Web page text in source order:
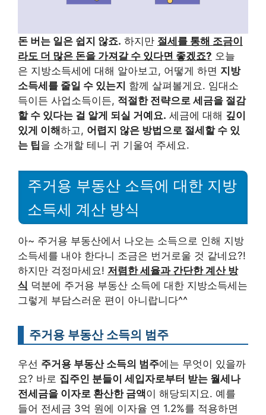
돈 버는 일은 쉽지 않죠. 하지만 절세를 통해 조금이
라도 더 많은 돈을 가져갈 수 있다면 좋겠죠? 오늘
은 지방소득세에 대해 알아보고, 어떻게 하면 지방
소득세를 줄일 수 있는지 함께 살펴볼게요. 임대소
득이든 사업소득이든, 적절한 전략으로 세금을 절감
할 수 있다는 걸 알게 되실 거예요. 세금에 대해 깊이
있게 이해하고, 어렵지 않은 방법으로 절세할 수 있
는 팁을 소개할 테니 귀 기울여 주세요.
주거용 부동산 소득에 대한 지방
소득세 계산 방식
아~ 주거용 부동산에서 나오는 소득으로 인해 지방
소득세를 내야 한다니 조금은 번거로울 것 같네요?!
하지만 걱정마세요! 저렴한 세율과 간단한 계산 방
식 덕분에 주거용 부동산 소득에 대한 지방소득세는
그렇게 부담스러운 편이 아니랍니다^^
주거용 부동산 소득의 범주
우선 주거용 부동산 소득의 범주에는 무엇이 있을까
요? 바로 집주인 분들이 세입자로부터 받는 월세나
전세금을 이자로 환산한 금액이 해당되지요. 예를
들어 전세금 3억 원에 이자율 연 1.2%를 적용하면